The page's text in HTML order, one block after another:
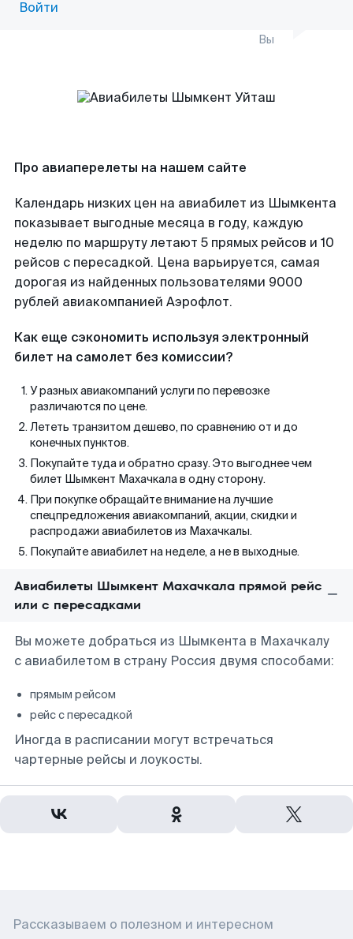
Войти
Вы
Про авиаперелеты на нашем сайте
Календарь низких цен на авиабилет из Шымкента
показывает выгодные месяца в году, каждую
неделю по маршруту летают 5 прямых рейсов и 10
рейсов с пересадкой. Цена варьируется, самая
дорогая из найденных пользователями 9000
рублей авиакомпанией Аэрофлот.
Как еще сэкономить используя электронный
билет на самолет без комиссии?
У разных авиакомпаний услуги по перевозке
различаются по цене.
Лететь транзитом дешево, по сравнению от и до
конечных пунктов.
Покупайте туда и обратно сразу. Это выгоднее чем
билет Шымкент Махачкала в одну сторону.
При покупке обращайте внимание на лучшие
спецпредложения авиакомпаний, акции, скидки и
распродажи авиабилетов из Махачкалы.
Покупайте авиабилет на неделе, а не в выходные.
Авиабилеты Шымкент Махачкала прямой рейс
или с пересадками
Вы можете добраться из Шымкента в Махачкалу
с авиабилетом в страну Россия двумя способами:
прямым рейсом
рейс с пересадкой
Иногда в расписании могут встречаться
чартерные рейсы и лоукосты.
Рассказываем о полезном и интересном